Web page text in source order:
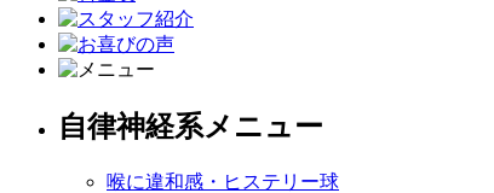
自律神経系メニュー
喉に違和感・ヒステリー球